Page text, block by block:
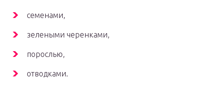
семенами,
зелеными черенками,
порослью,
отводками.